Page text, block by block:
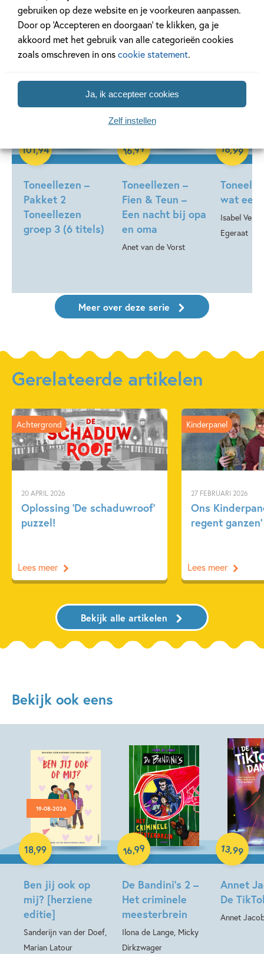
gebruiken op deze website en je voorkeuren aanpassen.
Door op ‘Accepteren en doorgaan’ te klikken, ga je
akkoord met het gebruik van alle categorieën cookies
zoals omschreven in onscookie statement.
Ja, ik accepteer cookies
Zelf instellen
Toneellezen –
Pakket 2
Toneellezen
groep 3 (6 titels)
101,94
Toneellezen –
Fien & Teun –
Een nacht bij opa
en oma
Anet van de Vorst
16,99
wat een
Isabel
Egeraat
16,99
Meer over deze serie
Gerelateerde artikelen
20 APRIL 2026
Oplossing ‘De schaduwroof’
puzzel!
Achtergrond
Lees meer
27 FEBRUARI 2026
Ons
regent ganzen’
Kinderpanel
Lees meer
Bekijk alle artikelen
Bekijk ook eens
19-08-2026
Ben jij ook op
mij? [herziene
editie]
Sanderijn van der Doef,
Marian Latour
18,99
Hardcover
De Bandini’s 2 –
Het criminele
meesterbrein
Ilona de Lange, Micky
Dirkzwager
16,99
Hardcover
Annet
De
Annet
13,99
Hardcover